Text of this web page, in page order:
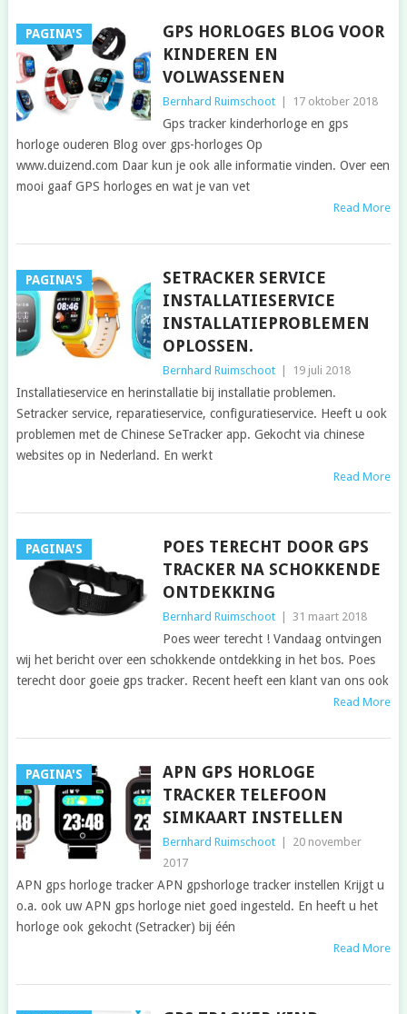
PAGINA'S
GPS HORLOGES BLOG VOOR
KINDEREN EN
VOLWASSENEN
Bernhard Ruimschoot 17 oktober 2018
Gps tracker kinderhorloge en gps
horloge ouderen Blog over gps-horloges Op
www.duizend.com Daar kun je ook alle informatie vinden. Over een
mooi gaaf GPS horloges en wat je van vet
Read More
PAGINA'S
SETRACKER SERVICE
INSTALLATIESERVICE
INSTALLATIEPROBLEMEN
OPLOSSEN.
Bernhard Ruimschoot 19 juli 2018
Installatieservice en herinstallatie bij installatie problemen.
Setracker service, reparatieservice, configuratieservice. Heeft u ook
problemen met de Chinese SeTracker app. Gekocht via chinese
websites op in Nederland. En werkt
Read More
PAGINA'S
POES TERECHT DOOR GPS
TRACKER NA SCHOKKENDE
ONTDEKKING
Bernhard Ruimschoot 31 maart 2018
Poes weer terecht ! Vandaag ontvingen
wij het bericht over een schokkende ontdekking in het bos. Poes
terecht door goeie gps tracker. Recent heeft een klant van ons ook
Read More
PAGINA'S
APN GPS HORLOGE
TRACKER TELEFOON
SIMKAART INSTELLEN
Bernhard Ruimschoot
20 november
2017
APN gps horloge tracker APN gpshorloge tracker instellen Krijgt u
o.a. ook uw APN gps horloge niet goed ingesteld. En heeft u het
horloge ook gekocht (Setracker) bij één
Read More